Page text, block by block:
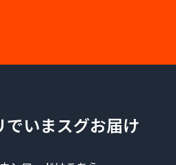
でいまスグお届け